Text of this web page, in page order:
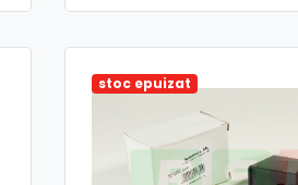
stoc epuizat